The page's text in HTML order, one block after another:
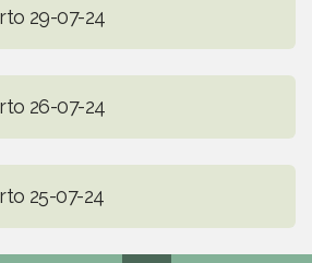
29-07-24
26-07-24
25-07-24